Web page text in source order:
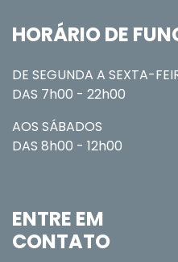
HORÁRIO DE
DE SEGUNDA A SEXTA-
DAS 7h00 - 22h00
AOS SÁBADOS
DAS 8h00 - 12h00
ENTRE EM
CONTATO